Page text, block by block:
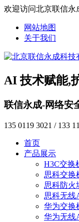
欢迎访问北京联信永
网站地图
关于我们
AI 技术赋能,
联信永成-网络安
135 0119 3021 / 133
首页
产品展示
H3C交换
思科交换
思科防火
思科无线
华为交换
华为无线